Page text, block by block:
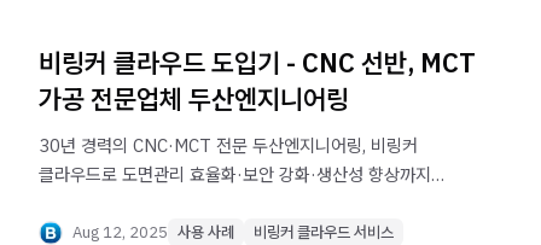
비링커 클라우드 도입기 - CNC 선반, MCT
가공 전문업체 두산엔지니어링
30년 경력의 CNC·MCT 전문 두산엔지니어링, 비링커
클라우드로 도면관리 효율화·보안 강화·생산성 향상까지
Aug 12, 2025 사용 사례 비링커 클라우드 서비스